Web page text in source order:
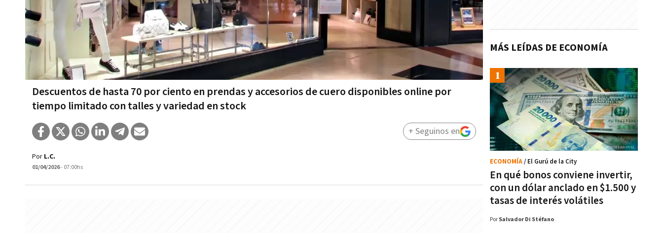
Descuentos de hasta 70 por ciento en prendas y accesorios de cuero disponibles online por
tiempo limitado con talles y variedad en stock
Por L.C.
01/04/2026- 07:00hs
+ Seguinos en
MÁS LEÍDAS DE ECONOMÍA
En qué bonos conviene invertir,
con un dólar anclado en $1.500 y
tasas de interés volátiles
ECONOMÍA/ El Gurú de la City
Por Salvador Di Stéfano